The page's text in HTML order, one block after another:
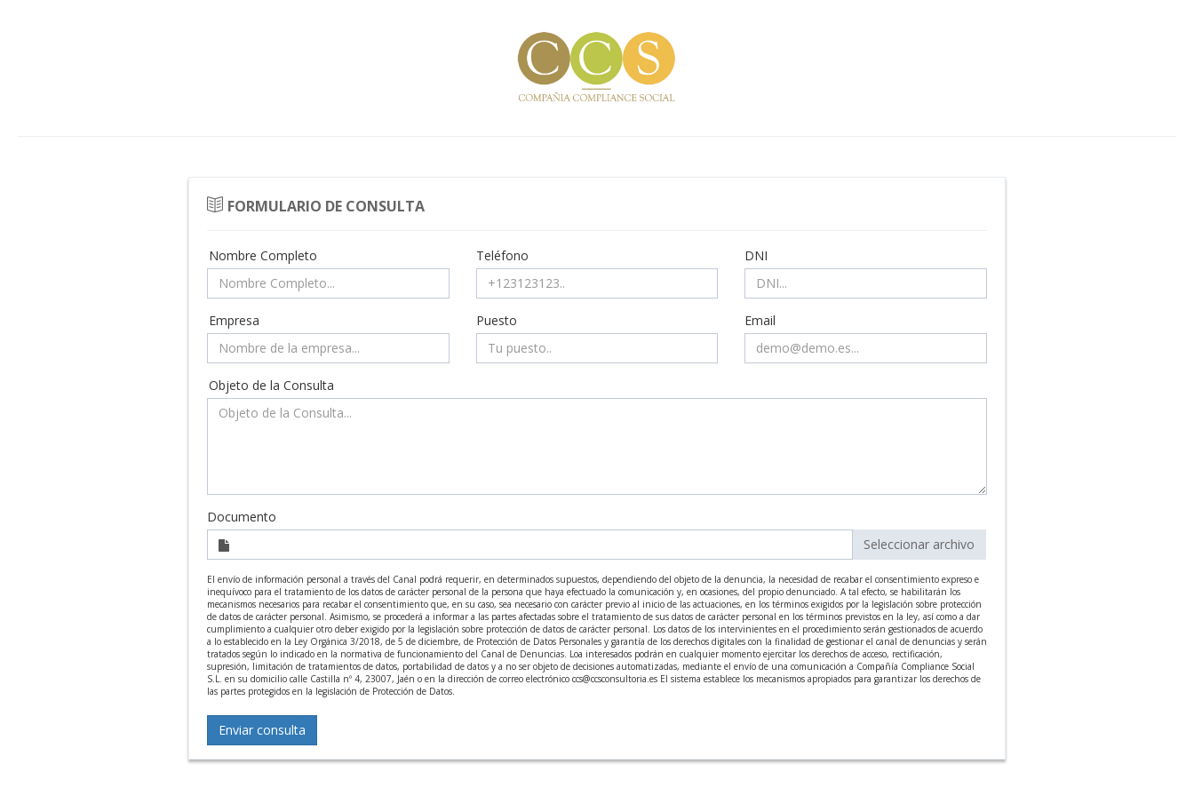
FORMULARIO DE CONSULTA
Nombre Completo Teléfono DNI
Empresa Puesto Email
Objeto de la Consulta
Documento
Seleccionar archivo
El envío de información personal a través del Canal podrá requerir, en determinados supuestos, dependiendo del objeto de la denuncia, la necesidad de recabar el consentimiento expreso e
inequívoco para el tratamiento de los datos de carácter personal de la persona que haya efectuado la comunicación y, en ocasiones, del propio denunciado. A tal efecto, se habilitarán los
mecanismos necesarios para recabar el consentimiento que, en su caso, sea necesario con carácter previo al inicio de las actuaciones, en los términos exigidos por la legislación sobre protección
de datos de carácter personal. Asimismo, se procederá a informar a las partes afectadas sobre el tratamiento de sus datos de carácter personal en los términos previstos en la ley, así como a dar
cumplimiento a cualquier otro deber exigido por la legislación sobre protección de datos de carácter personal. Los datos de los intervinientes en el procedimiento serán gestionados de acuerdo
a lo establecido en la Ley Orgánica 3/2018, de 5 de diciembre, de Protección de Datos Personales y garantía de los derechos digitales con la finalidad de gestionar el canal de denuncias y serán
tratados según lo indicado en la normativa de funcionamiento del Canal de Denuncias. Loa interesados podrán en cualquier momento ejercitar los derechos de acceso, rectificación,
supresión, limitación de tratamientos de datos, portabilidad de datos y a no ser objeto de decisiones automatizadas, mediante el envío de una comunicación a Compañía Compliance Social
S.L. en su domicilio calle Castilla nº 4, 23007, Jaén o en la dirección de correo electrónico ccs@ccsconsultoria.es El sistema establece los mecanismos apropiados para garantizar los derechos de
las partes protegidos en la legislación de Protección de Datos.
Enviar consulta